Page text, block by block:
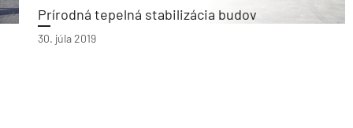
Prírodná tepelná stabilizácia budov
30. júla 2019